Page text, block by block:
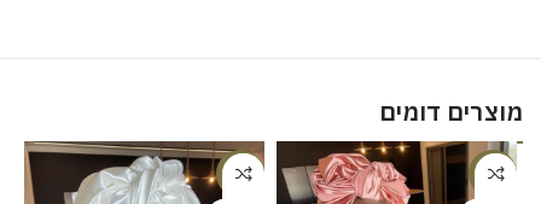
מוצרים דומים
-20%
-20%